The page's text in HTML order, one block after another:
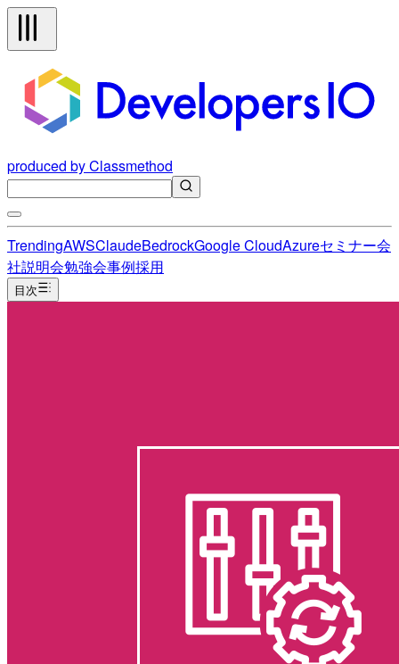
produced by Classmethod
TrendingAWSClaudeBedrockGoogle CloudAzureセミナー会
社説明会勉強会事例採用
目次